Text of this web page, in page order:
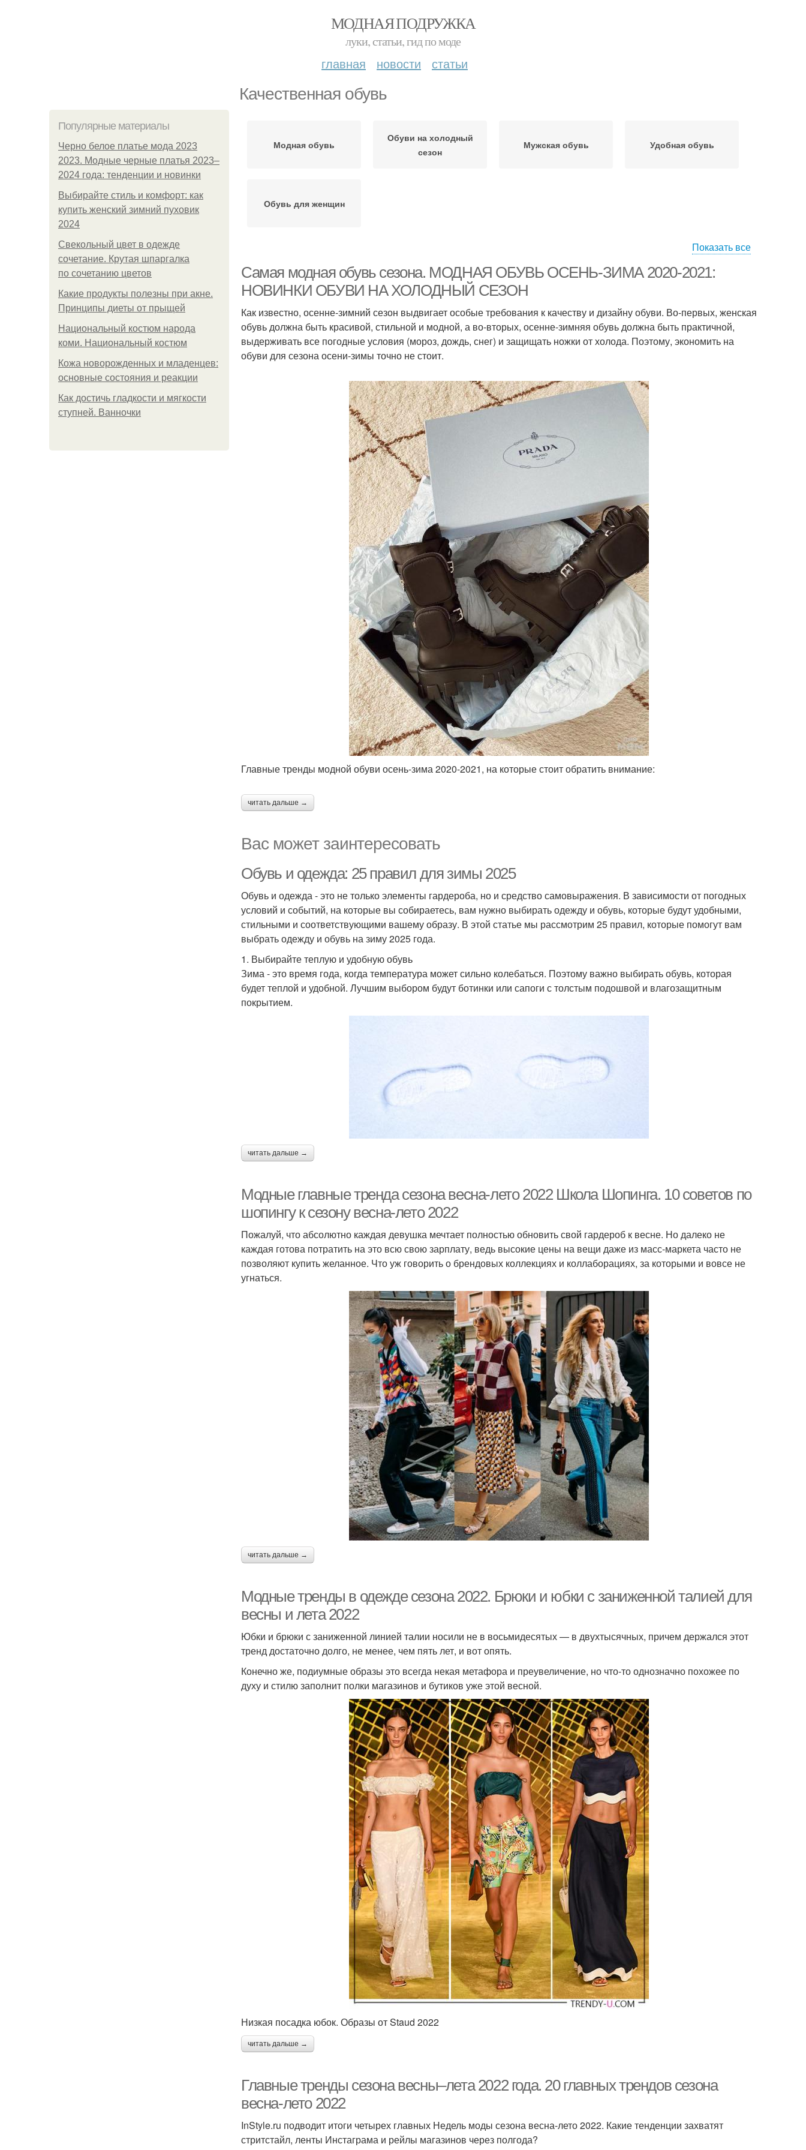
МОДНАЯ ПОДРУЖКА
луки, статьи, гид по моде
главная новости статьи
Качественная обувь
Популярные материалы
Черно белое платье мода 2023
2023. Модные черные платья 2023–
2024 года: тенденции и новинки
Выбирайте стиль и комфорт: как
купить женский зимний пуховик
2024
Свекольный цвет в одежде
сочетание. Крутая шпаргалка
по сочетанию цветов
Какие продукты полезны при акне.
Принципы диеты от прыщей
Национальный костюм народа
коми. Национальный костюм
Кожа новорожденных и младенцев:
основные состояния и реакции
Как достичь гладкости и мягкости
ступней. Ванночки
Модная обувь
Обуви на холодный
сезон
Мужская обувь Удобная обувь
Обувь для женщин
Показать все
Самая модная обувь сезона. МОДНАЯ ОБУВЬ ОСЕНЬ-ЗИМА 2020-2021:
НОВИНКИ ОБУВИ НА ХОЛОДНЫЙ СЕЗОН
Как известно, осенне-зимний сезон выдвигает особые требования к качеству и дизайну обуви. Во-первых, женская
обувь должна быть красивой, стильной и модной, а во-вторых, осенне-зимняя обувь должна быть практичной,
выдерживать все погодные условия (мороз, дождь, снег) и защищать ножки от холода. Поэтому, экономить на
обуви для сезона осени-зимы точно не стоит.
Главные тренды модной обуви осень-зима 2020-2021, на которые стоит обратить внимание:
читать дальше →
Вас может заинтересовать
Обувь и одежда: 25 правил для зимы 2025
Обувь и одежда - это не только элементы гардероба, но и средство самовыражения. В зависимости от погодных
условий и событий, на которые вы собираетесь, вам нужно выбирать одежду и обувь, которые будут удобными,
стильными и соответствующими вашему образу. В этой статье мы рассмотрим 25 правил, которые помогут вам
выбрать одежду и обувь на зиму 2025 года.
1. Выбирайте теплую и удобную обувь
Зима - это время года, когда температура может сильно колебаться. Поэтому важно выбирать обувь, которая
будет теплой и удобной. Лучшим выбором будут ботинки или сапоги с толстым подошвой и влагозащитным
покрытием.
читать дальше →
Модные главные тренда сезона весна-лето 2022 Школа Шопинга. 10 советов по
шопингу к сезону весна-лето 2022
Пожалуй, что абсолютно каждая девушка мечтает полностью обновить свой гардероб к весне. Но далеко не
каждая готова потратить на это всю свою зарплату, ведь высокие цены на вещи даже из масс-маркета часто не
позволяют купить желанное. Что уж говорить о брендовых коллекциях и коллаборациях, за которыми и вовсе не
угнаться.
читать дальше →
Модные тренды в одежде сезона 2022. Брюки и юбки с заниженной талией для
весны и лета 2022
Юбки и брюки с заниженной линией талии носили не в восьмидесятых — в двухтысячных, причем держался этот
тренд достаточно долго, не менее, чем пять лет, и вот опять.
Конечно же, подиумные образы это всегда некая метафора и преувеличение, но что-то однозначно похожее по
духу и стилю заполнит полки магазинов и бутиков уже этой весной.
Низкая посадка юбок. Образы от Staud 2022
читать дальше →
Главные тренды сезона весны–лета 2022 года. 20 главных трендов сезона
весна-лето 2022
InStyle.ru подводит итоги четырех главных Недель моды сезона весна-лето 2022. Какие тенденции захватят
стритстайл, ленты Инстаграма и рейлы магазинов через полгода?